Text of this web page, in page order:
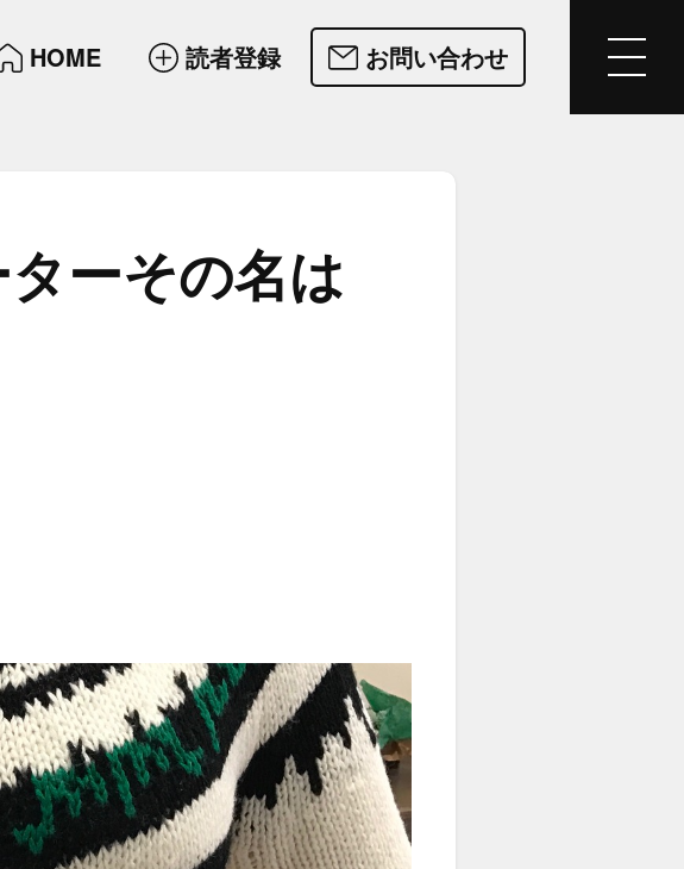
HOME 読者登録 お問い合わせ
ー​その名は​